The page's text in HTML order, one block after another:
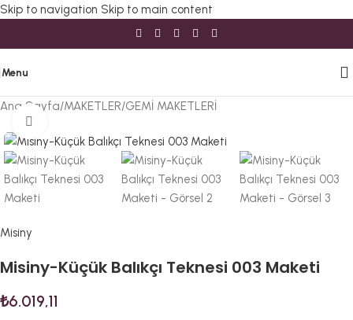
Skip to navigation Skip to main content
Menu
Ana Sayfa/MAKETLER/GEMİ MAKETLERİ
Misiny
Misiny-Küçük Balıkçı Teknesi 003 Maketi
₺6.019,11